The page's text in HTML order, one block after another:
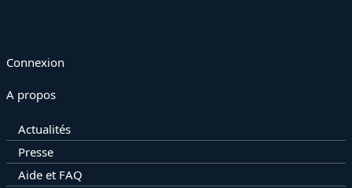
Connexion
A propos
Actualités
Presse
Aide et FAQ